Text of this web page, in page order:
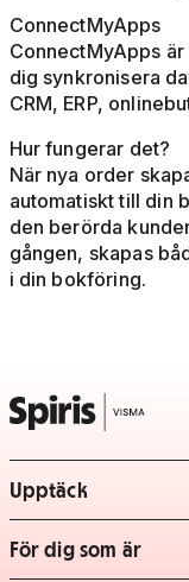
ConnectMyApps
ConnectMyApps
dig synkronisera
CRM, ERP,
Hur fungerar det?
När nya order
automatiskt till din
den berörda
gången, skapas
i din bokföring.
Upptäck
– klicka för att
För dig som är
– klicka för att